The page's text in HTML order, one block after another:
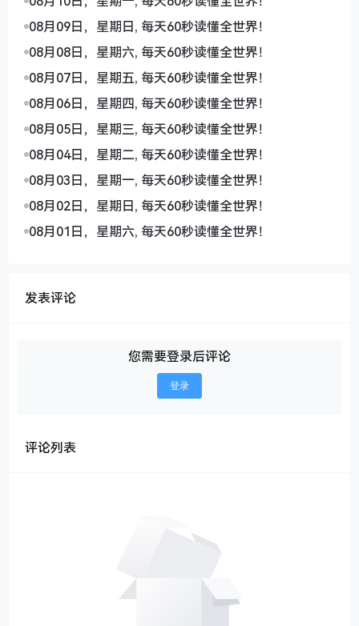
08月09日，星期日, 每天60秒读懂全世界！
08月08日，星期六, 每天60秒读懂全世界！
08月07日，星期五, 每天60秒读懂全世界！
08月06日，星期四, 每天60秒读懂全世界！
08月05日，星期三, 每天60秒读懂全世界！
08月04日，星期二, 每天60秒读懂全世界！
08月03日，星期一, 每天60秒读懂全世界！
08月02日，星期日, 每天60秒读懂全世界！
08月01日，星期六, 每天60秒读懂全世界！
发表评论
您需要登录后评论
登录
评论列表